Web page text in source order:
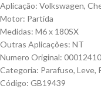
Aplicação: Volkswagen,
Motor: Partida
Medidas: M6 x 180SX
Outras Aplicações: NT
Numero Original:
Categoria: Parafuso, Leve,
Código: GB19439